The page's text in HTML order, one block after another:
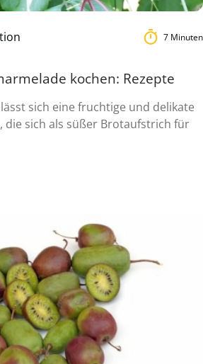
7 Minuten
kochen: Rezepte
sich eine fruchtige und delikate
die sich als süßer Brotaufstrich für